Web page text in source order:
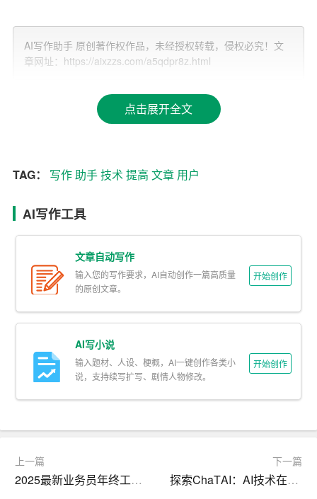
1. 高效性：在线AI作文助手能够短时间内完成大量文章，
帮助用户节省时间和精力。
2. 准确性：在线AI作文助手在写作过程中，能够遵循语法
规则和逻辑关系，确保文章的准确性。
风格、不同类型的文章。
4. 学习性：在线AI作文助手具备不断学习的能力，通过与
用户的互动，不断提升自身的写作水平。
5. 便捷性：用户只需输入关键词和需求，在线AI作文助手
即可自动生成文章，操作简单快捷。
1. 教育领域：在线AI作文助手可辅助教师批改学生作文，
提供有针对性的修改建议，提高学生写作水平。
2. 媒体领域：在线AI作文助手可协助记者撰写新闻稿件，
究报告等，提升企业竞争力。
4. 个人领域：用户可利用在线AI作文助手撰写个人日记、
AI写作助手 原创著作权作品，未经授权转载，侵权必究！文
章网址：https://aixzzs.com/a5qdpr8z.html
点击展开全文
TAG： 写作助手技术提高 文章 用户
AI写作工具
文章自动写作
输入您的写作要求，AI自动创作一篇高质量
的原创文章。
开始创作
AI写小说
输入题材、人设、梗概，AI一键创作各类小
说，支持续写扩写、剧情人物修改。
开始创作
上一篇
2025最新业务员年终工作总结范文
下一篇
探索ChaΤAI：AI技术在多领域的应用